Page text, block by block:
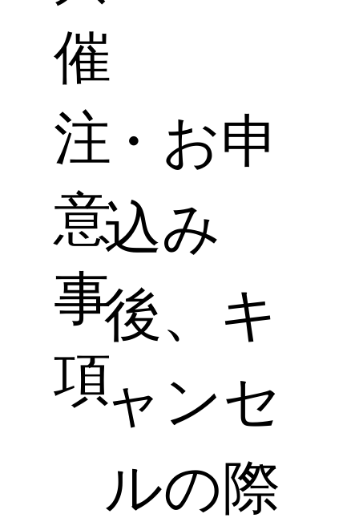
催
注
意
事
項
・お申
込み
後、キ
ャンセ
ルの際